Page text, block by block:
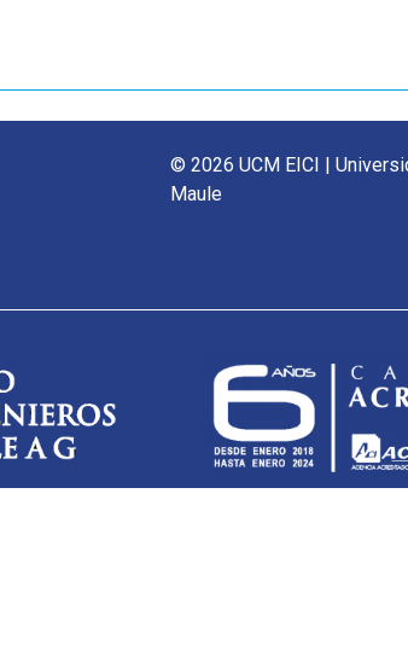
© 2026 UCM EICI |
Maule